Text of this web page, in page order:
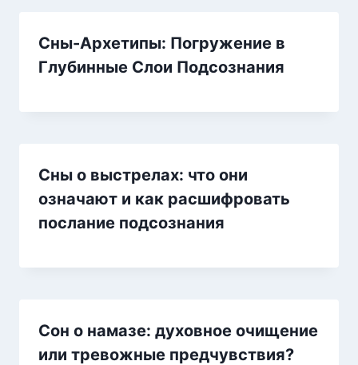
Сны-Архетипы: Погружение в
Глубинные Слои Подсознания
Сны о выстрелах: что они
означают и как расшифровать
послание подсознания
Сон о намазе: духовное очищение
или тревожные предчувствия?